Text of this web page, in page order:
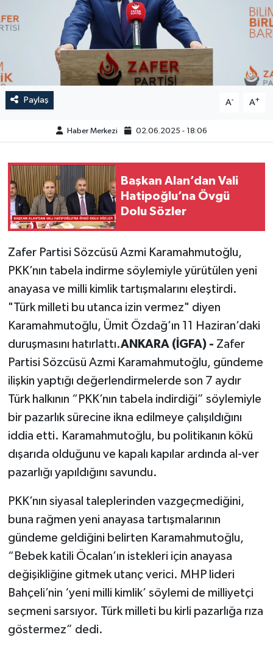
Paylaş A- A+
Haber Merkezi 02.06.2025 - 18:06
Başkan Alan’dan Vali
Hatipoğlu’na Övgü
Dolu Sözler
Zafer Partisi Sözcüsü Azmi Karamahmutoğlu,
PKK’nın tabela indirme söylemiyle yürütülen yeni
anayasa ve milli kimlik tartışmalarını eleştirdi.
"Türk milleti bu utanca izin vermez" diyen
Karamahmutoğlu, Ümit Özdağ’ın 11 Haziran’daki
duruşmasını hatırlattı.ANKARA (İGFA) - Zafer
Partisi Sözcüsü Azmi Karamahmutoğlu, gündeme
ilişkin yaptığı değerlendirmelerde son 7 aydır
Türk halkının “PKK’nın tabela indirdiği” söylemiyle
bir pazarlık sürecine ikna edilmeye çalışıldığını
iddia etti. Karamahmutoğlu, bu politikanın kökü
dışarıda olduğunu ve kapalı kapılar ardında al-ver
pazarlığı yapıldığını savundu.
PKK’nın siyasal taleplerinden vazgeçmediğini,
buna rağmen yeni anayasa tartışmalarının
gündeme geldiğini belirten Karamahmutoğlu,
“Bebek katili Öcalan’ın istekleri için anayasa
değişikliğine gitmek utanç verici. MHP lideri
Bahçeli’nin ‘yeni milli kimlik’ söylemi de milliyetçi
seçmeni sarsıyor. Türk milleti bu kirli pazarlığa rıza
göstermez” dedi.
GÜNDEM
HABERDE İNSAN
KÜLTÜR-SANAT
ÖZEL HABER
POLİTİKA
SİYASET
SPOR
TEKNOLOJİ
YAŞAM